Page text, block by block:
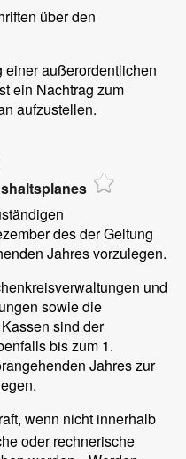
über den
einer außerordentlichen
ein Nachtrag zum
aufzustellen.
des der Geltung
Jahres vorzulegen.
und
sowie die
sind der
bis zum 1.
Jahres zur
wenn nicht innerhalb
oder rechnerische